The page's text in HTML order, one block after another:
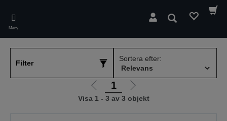
main
content
Meny
Sök
Filter
Sortera efter:
Gå
till
1
Gå
till
Visa 1 - 3 av 3 objekt